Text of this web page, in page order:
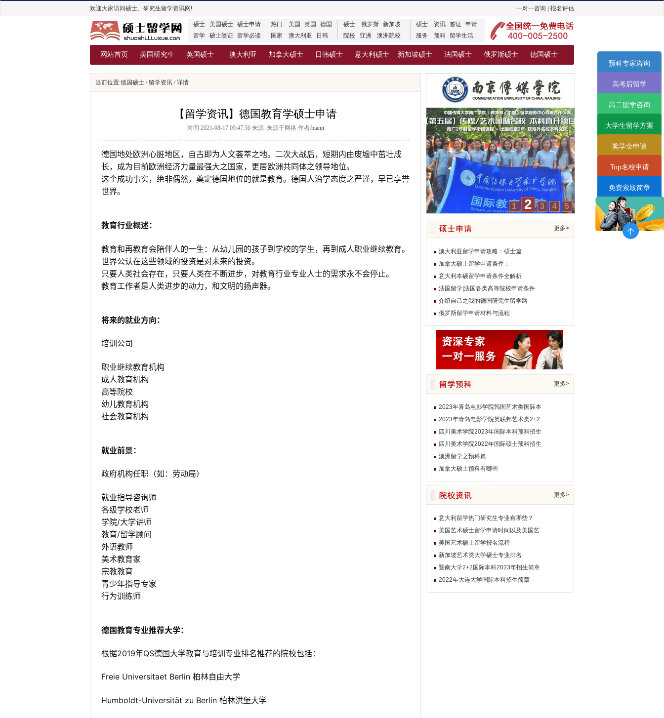
欢迎大家访问硕士、研究生留学资讯网! 一对一咨询 报名评估
硕士
留学
美国硕士 硕士申请
硕士签证
留学必读
热门
国家
美国 英国
德国
澳大利亚
日韩
硕士
院校
俄罗斯
新加坡
亚洲
澳洲院校
硕士
服务
资讯 签证 申请
预科
留学生活
网站首页 美国研究生 英国硕士 澳大利亚 加拿大硕士 日韩硕士 意大利硕士 新加坡硕士 法国硕士 俄罗斯硕士 德国硕士
当前位置:德国硕士 / 留学资讯 / 详情
【留学资讯】德国教育学硕士申请
时间:2021-08-17 09:47:36 来源 :来源于网络 作者:bianji
德国地处欧洲心脏地区，自古即为人文荟萃之地。二次大战后，短期内由废墟中茁壮成
长，成为目前欧洲经济力量最强大之国家，更居欧洲共同体之领导地位。
这个成功事实，绝非偶然，奠定德国地位的就是教育。德国人治学态度之严谨，早已享誉
世界。
教育行业概述：
教育和再教育会陪伴人的一生：从幼儿园的孩子到学校的学生，再到成人职业继续教育。
世界公认在这些领域的投资是对未来的投资。
只要人类社会存在，只要人类在不断进步，对教育行业专业人士的需求永不会停止。
教育工作者是人类进步的动力，和文明的扬声器。
将来的就业方向：
培训公司
职业继续教育机构
成人教育机构
高等院校
幼儿教育机构
社会教育机构
就业前景：
政府机构任职（如：劳动局）
就业指导咨询师
各级学校老师
学院/大学讲师
教育/留学顾问
外语教师
美术教育家
宗教教育
青少年指导专家
行为训练师
德国教育专业推荐大学：
根据2019年QS德国大学教育与培训专业排名推荐的院校包括：
Freie Universitaet Berlin 柏林自由大学
Humboldt-Universität zu Berlin 柏林洪堡大学
1 2 3 4 5
更多>
澳大利亚留学申请攻略：硕士篇
加拿大硕士留学申请条件：
意大利本硕留学申请条件全解析
法国留学|法国各类高等院校申请条件
介绍自己之我的德国研究生留学路
俄罗斯留学申请材料与流程
更多>
2023年青岛电影学院韩国艺术类国际本
2023年青岛电影学院英联邦艺术类2+2
四川美术学院2023年国际本科预科招生
四川美术学院2022年国际硕士预科招生
澳洲留学之预科篇
加拿大硕士预科有哪些
更多>
意大利留学热门研究生专业有哪些？
美国艺术硕士留学申请时间以及美国艺
美国艺术硕士留学报名流程
新加坡艺术类大学硕士专业排名
暨南大学2+2国际本科2023年招生简章
2022年大连大学国际本科招生简章
预科专家咨询
高考后留学
高二留学咨询
大学生留学方案
奖学金申请
Top名校申请
免费索取简章